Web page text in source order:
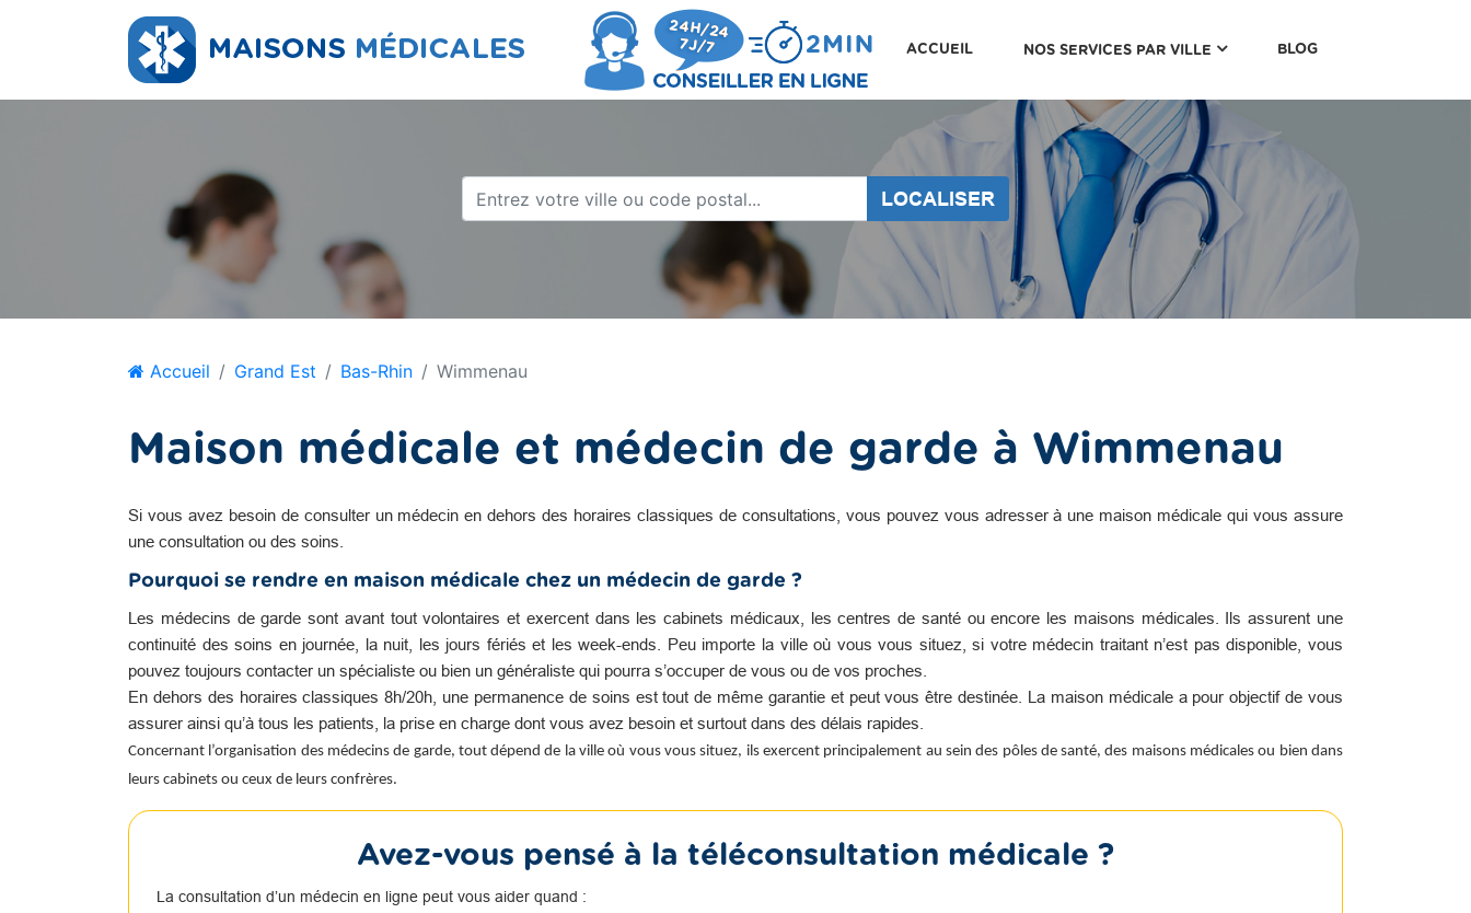
ACCUEIL NOS SERVICES PAR VILLE (CURRENT)
BLOG
LOCALISER
Accueil Grand Est Bas-Rhin Wimmenau
Maison médicale et médecin de garde à Wimmenau
Si vous avez besoin de consulter un médecin en dehors des horaires classiques de consultations, vous pouvez vous adresser à une maison médicale qui vous assure
une consultation ou des soins.
Pourquoi se rendre en maison médicale chez un médecin de garde ?
Les médecins de garde sont avant tout volontaires et exercent dans les cabinets médicaux, les centres de santé ou encore les maisons médicales. Ils assurent une
continuité des soins en journée, la nuit, les jours fériés et les week-ends. Peu importe la ville où vous vous situez, si votre médecin traitant n’est pas disponible, vous
pouvez toujours contacter un spécialiste ou bien un généraliste qui pourra s’occuper de vous ou de vos proches.
En dehors des horaires classiques 8h/20h, une permanence de soins est tout de même garantie et peut vous être destinée. La maison médicale a pour objectif de vous
assurer ainsi qu’à tous les patients, la prise en charge dont vous avez besoin et surtout dans des délais rapides.
Concernant l’organisation des médecins de garde, tout dépend de la ville où vous vous situez, ils exercent principalement au sein des pôles de santé, des maisons médicales ou bien dans
leurs cabinets ou ceux de leurs confrères.
Avez-vous pensé à la téléconsultation médicale ?
La consultation d’un médecin en ligne peut vous aider quand :